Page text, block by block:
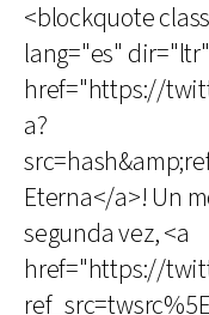
<blockquote
lang="es"
href="https://
a?
Eterna</a>! Un
segunda vez, <a
href="https://